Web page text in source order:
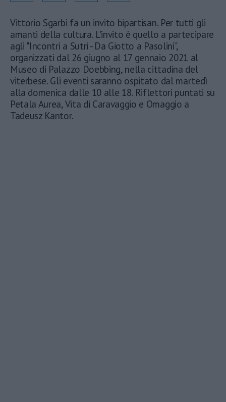
Vittorio Sgarbi fa un invito bipartisan. Per tutti gli
amanti della cultura. L'invito è quello a partecipare
agli "Incontri a Sutri - Da Giotto a Pasolini",
organizzati dal 26 giugno al 17 gennaio 2021 al
Museo di Palazzo Doebbing, nella cittadina del
viterbese. Gli eventi saranno ospitato dal martedì
alla domenica dalle 10 alle 18. Riflettori puntati su
Petala Aurea, Vita di Caravaggio e Omaggio a
Tadeusz Kantor.